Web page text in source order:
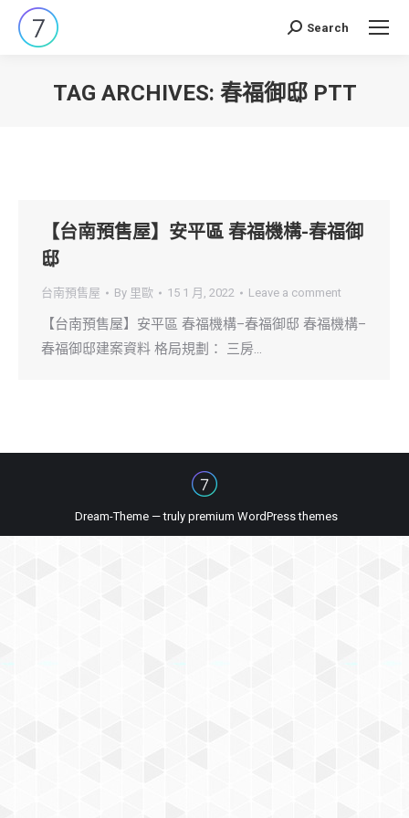
Search:
Search
TAG ARCHIVES: 春福御邸 PTT
【台南預售屋】安平區 春福機構-春福御
邸
台南預售屋 By 里歐 15 1 月, 2022 Leave a comment
【台南預售屋】安平區 春福機構–春福御邸 春福機構–
春福御邸建案資料 格局規劃： 三房…
Dream-Theme — truly premium WordPress themes